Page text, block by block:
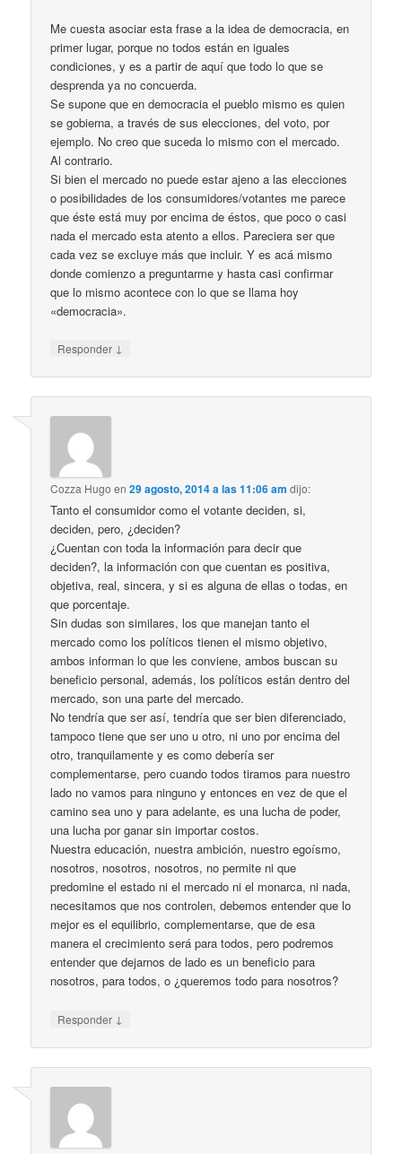
Me cuesta asociar esta frase a la idea de democracia, en
primer lugar, porque no todos están en iguales
condiciones, y es a partir de aquí que todo lo que se
desprenda ya no concuerda.
Se supone que en democracia el pueblo mismo es quien
se gobierna, a través de sus elecciones, del voto, por
ejemplo. No creo que suceda lo mismo con el mercado.
Al contrario.
Si bien el mercado no puede estar ajeno a las elecciones
o posibilidades de los consumidores/votantes me parece
que éste está muy por encima de éstos, que poco o casi
nada el mercado esta atento a ellos. Pareciera ser que
cada vez se excluye más que incluir. Y es acá mismo
donde comienzo a preguntarme y hasta casi confirmar
que lo mismo acontece con lo que se llama hoy
«democracia».
Responder ↓
Cozza Hugo en29 agosto, 2014 a las 11:06 am dijo:
Tanto el consumidor como el votante deciden, si,
deciden, pero, ¿deciden?
¿Cuentan con toda la información para decir que
deciden?, la información con que cuentan es positiva,
objetiva, real, sincera, y si es alguna de ellas o todas, en
que porcentaje.
Sin dudas son similares, los que manejan tanto el
mercado como los políticos tienen el mismo objetivo,
ambos informan lo que les conviene, ambos buscan su
beneficio personal, además, los políticos están dentro del
mercado, son una parte del mercado.
No tendría que ser así, tendría que ser bien diferenciado,
tampoco tiene que ser uno u otro, ni uno por encima del
otro, tranquilamente y es como debería ser
complementarse, pero cuando todos tiramos para nuestro
lado no vamos para ninguno y entonces en vez de que el
camino sea uno y para adelante, es una lucha de poder,
una lucha por ganar sin importar costos.
Nuestra educación, nuestra ambición, nuestro egoísmo,
nosotros, nosotros, nosotros, no permite ni que
predomine el estado ni el mercado ni el monarca, ni nada,
necesitamos que nos controlen, debemos entender que lo
mejor es el equilibrio, complementarse, que de esa
manera el crecimiento será para todos, pero podremos
entender que dejarnos de lado es un beneficio para
nosotros, para todos, o ¿queremos todo para nosotros?
Responder ↓